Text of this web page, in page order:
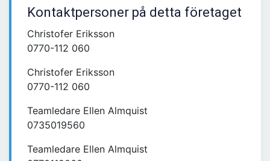
Kontaktpersoner på detta företaget
Christofer Eriksson
0770-112 060
Christofer Eriksson
0770-112 060
Teamledare Ellen Almquist
0735019560
Teamledare Ellen Almquist